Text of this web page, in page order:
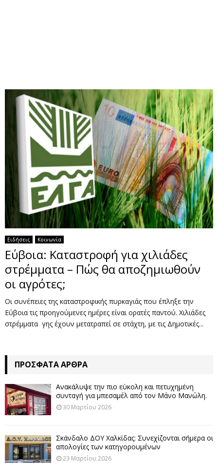
U
Ειδήσεις Κοινωνία
Εύβοια: Καταστροφή για χιλιάδες
στρέμματα – Πώς θα αποζημιωθούν
οι αγρότες;
Οι συνέπειες της καταστροφικής πυρκαγιάς που έπληξε την
Εύβοια τις προηγούμενες ημέρες είναι ορατές παντού. Χιλιάδες
στρέμματα γης έχουν μετατραπεί σε στάχτη, με τις Δημοτικές...
ΠΡΌΣΦΑΤΑ ΆΡΘΡΑ
Ανακάλυψε την πιο εύκολη και πετυχημένη
συνταγή για μπεσαμέλ από τον Μάνο Μανώλη.
30 Μαρτίου 2026
Σκάνδαλο ΔΟΥ Χαλκίδας: Συνεχίζονται σήμερα οι
απολογίες των κατηγορουμένων
23 Μαρτίου 2026